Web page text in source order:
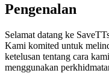
Pengenalan
Selamat datang ke
Kami komited untuk
ketelusan tentang cara
menggunakan